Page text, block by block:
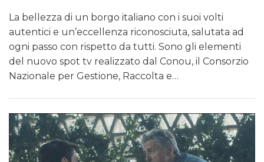
La bellezza di un borgo italiano con i suoi volti
autentici e un’eccellenza riconosciuta, salutata ad
ogni passo con rispetto da tutti. Sono gli elementi
del nuovo spot tv realizzato dal Conou, il Consorzio
Nazionale per Gestione, Raccolta e…